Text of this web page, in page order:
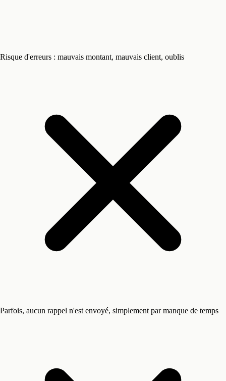
Risque d'erreurs : mauvais montant, mauvais client, oublis
Parfois, aucun rappel n'est envoyé, simplement par manque de temps